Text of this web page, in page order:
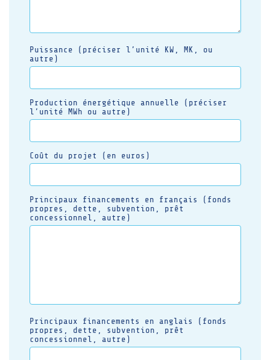
Puissance (préciser l’unité KW, MK, ou
autre)
Production énergétique annuelle (préciser
l’unité MWh ou autre)
Coût du projet (en euros)
Principaux financements en français (fonds
propres, dette, subvention, prêt
concessionnel, autre)
Principaux financements en anglais (fonds
propres, dette, subvention, prêt
concessionnel, autre)